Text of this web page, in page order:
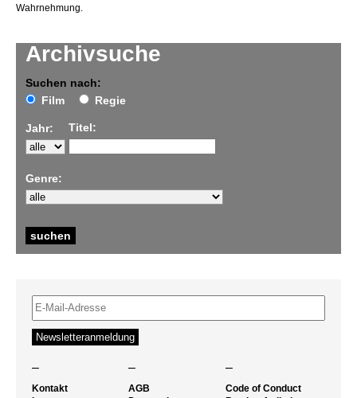
Archivsuche
Suchen nach:
Film
Regie
Jahr: Titel:
Genre:
Wahrnehmung.
– – –
Kontakt
AGB
Code of Conduct